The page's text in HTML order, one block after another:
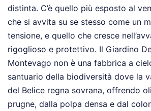
distinta. C’è quello più esposto al
che si avvita su se stesso come un
tensione, e quello che cresce
rigoglioso e protettivo. Il Giardino
Montevago non è una fabbrica a
santuario della biodiversità dove la
del Belice regna sovrana, offrendo
prugne, dalla polpa densa e dal